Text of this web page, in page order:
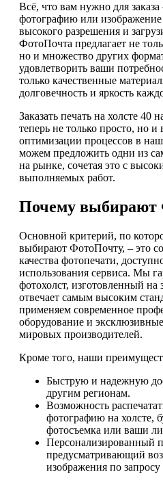
Всё, что вам нужно для заказа
фотографию или
высокого разрешения и
ФотоПочта предлагает не
но и множество других
удовлетворить ваши
только качественные
долговечность и яркость
Заказать печать на холсте 40
теперь не только просто, но и
оптимизации процессов в
можем предложить одни из
на рынке, сочетая это с
выполняемых работ.
Почему выбирают
Основной критерий, по
выбирают ФотоПочту, – это
качества фотопечати,
использования сервиса. Мы
фотохолст, изготовленный на
отвечает самым высоким
применяем современное
оборудование и
мировых производителей.
Кроме того, наши
Быструю и надежную
другим регионам.
Возможность
фотографию на холсте,
фотосъемка или ваши
Персонализированный
предусматривающий
изображения по запросу